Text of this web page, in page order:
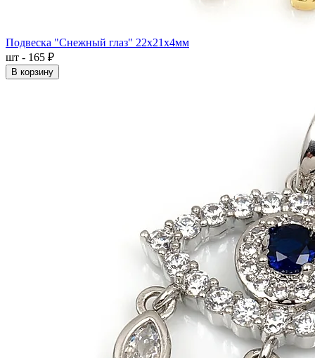
Подвеска "Снежный глаз" 22x21x4мм
шт - 165 ₽
В корзину